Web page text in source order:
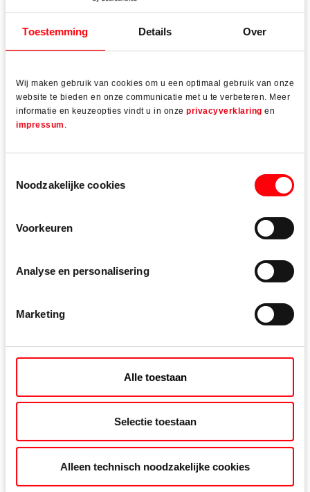
Toestemming Details Over
Wij maken gebruik van cookies om u een optimaal gebruik van onze
website te bieden en onze communicatie met u te verbeteren. Meer
informatie en keuzeopties vindt u in onze privacyverklaring en
impressum
Noodzakelijke cookies
Voorkeuren
Analyse en personalisering
Marketing
Alle toestaan
Selectie toestaan
Alleen technisch noodzakelijke cookies
Ben je klaar voor de volgende stap in je carrière? Bij Roto
We zijn op zoek naar medewerkers die gepassioneerd zijn
over hun werk, die teamspelers zijn en die met
Technical Key Account Manager, Zuid en Midden